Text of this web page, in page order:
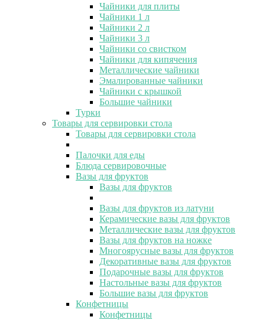
Чайники для плиты
Чайники 1 л
Чайники 2 л
Чайники 3 л
Чайники со свистком
Чайники для кипячения
Металлические чайники
Эмалированные чайники
Чайники с крышкой
Большие чайники
Турки
Товары для сервировки стола
Товары для сервировки стола
Палочки для еды
Блюда сервировочные
Вазы для фруктов
Вазы для фруктов
Вазы для фруктов из латуни
Керамические вазы для фруктов
Металлические вазы для фруктов
Вазы для фруктов на ножке
Многоярусные вазы для фруктов
Декоративные вазы для фруктов
Подарочные вазы для фруктов
Настольные вазы для фруктов
Большие вазы для фруктов
Конфетницы
Конфетницы